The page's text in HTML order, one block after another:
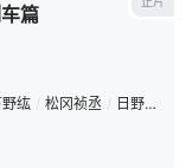
篇
纮 / 松冈祯丞 / 日野聪